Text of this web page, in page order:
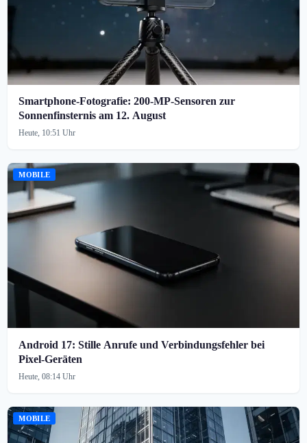
Smartphone-Fotografie: 200-MP-Sensoren zur
Sonnenfinsternis am 12. August
Heute, 10:51 Uhr
MOBILE
Android 17: Stille Anrufe und Verbindungsfehler bei
Pixel-Geräten
Heute, 08:14 Uhr
MOBILE